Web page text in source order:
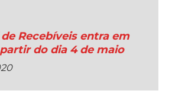
Recebíveis entra em
do dia 4 de maio